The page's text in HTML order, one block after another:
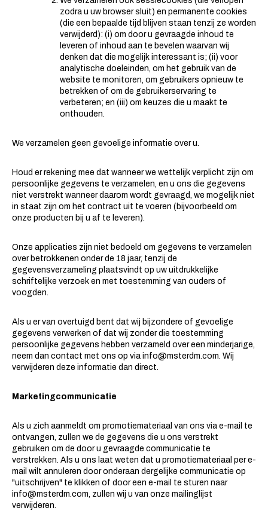
zodra u uw browser sluit) en permanente cookies
(die een bepaalde tijd blijven staan ​​tenzij ze worden
verwijderd): (i) om door u gevraagde inhoud te
leveren of inhoud aan te bevelen waarvan wij
denken dat die mogelijk interessant is; (ii) voor
analytische doeleinden, om het gebruik van de
website te monitoren, om gebruikers opnieuw te
betrekken of om de gebruikerservaring te
verbeteren; en (iii) om keuzes die u maakt te
onthouden.
We verzamelen geen gevoelige informatie over u.
Houd er rekening mee dat wanneer we wettelijk verplicht zijn om
persoonlijke gegevens te verzamelen, en u ons die gegevens
niet verstrekt wanneer daarom wordt gevraagd, we mogelijk niet
in staat zijn om het contract uit te voeren (bijvoorbeeld om
onze producten bij u af te leveren).
Onze applicaties zijn niet bedoeld om gegevens te verzamelen
over betrokkenen onder de 18 jaar, tenzij de
gegevensverzameling plaatsvindt op uw uitdrukkelijke
schriftelijke verzoek en met toestemming van ouders of
voogden.
Als u er van overtuigd bent dat wij bijzondere of gevoelige
gegevens verwerken of dat wij zonder die toestemming
persoonlijke gegevens hebben verzameld over een minderjarige,
neem dan contact met ons op via info@msterdm.com. Wij
verwijderen deze informatie dan direct.
Marketingcommunicatie
Als u zich aanmeldt om promotiemateriaal van ons via e-mail te
ontvangen, zullen we de gegevens die u ons verstrekt
gebruiken om de door u gevraagde communicatie te
verstrekken. Als u ons laat weten dat u promotiemateriaal per e-
mail wilt annuleren door onderaan dergelijke communicatie op
"uitschrijven" te klikken of door een e-mail te sturen naar
info@msterdm.com, zullen wij u van onze mailinglijst
verwijderen.